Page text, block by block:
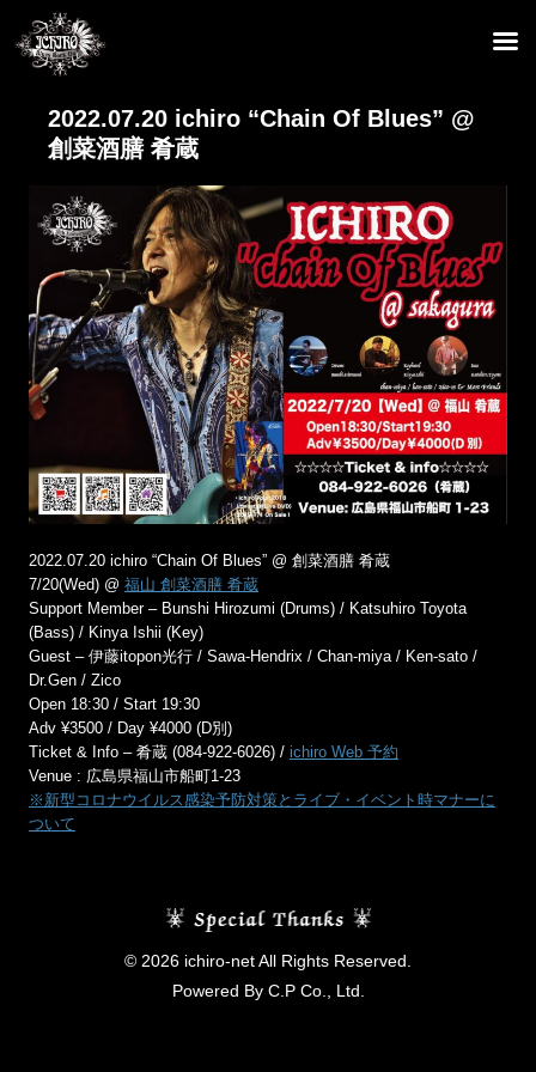
2022.07.20 ichiro “Chain Of Blues” @
創菜酒膳 肴蔵
2022.07.20 ichiro “Chain Of Blues” @ 創菜酒膳 肴蔵
7/20(Wed) @ 福山 創菜酒膳 肴蔵
Support Member – Bunshi Hirozumi (Drums) / Katsuhiro Toyota
(Bass) / Kinya Ishii (Key)
Guest – 伊藤itopon光行 / Sawa-Hendrix / Chan-miya / Ken-sato /
Dr.Gen / Zico
Open 18:30 / Start 19:30
Adv ¥3500 / Day ¥4000 (D別)
Ticket & Info – 肴蔵 (084-922-6026) / ichiro Web 予約
Venue : 広島県福山市船町1-23
※新型コロナウイルス感染予防対策とライブ・イベント時マナーに
ついて
© 2026 ichiro-net All Rights Reserved.
Powered By C.P Co., Ltd.